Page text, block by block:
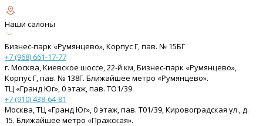
Наши салоны
Бизнес-парк «Румянцево», Корпус Г, пав. № 15БГ
+7 (968) 661-17-77
г. Москва, Киевское шоссе, 22-й км, Бизнес-парк «Румянцево»,
Корпус Г, пав. № 138Г. Ближайшее метро «Румянцево».
ТЦ «Гранд Юг», 0 этаж, пав. ТО1/39
+7 (910) 438-64-81
Москва, ТЦ «Гранд Юг», 0 этаж, пав. Т01/39, Кировоградская ул., д.
15. Ближайшее метро «Пражская».